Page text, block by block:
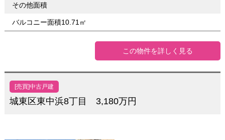
その他面積
バルコニー面積10.71㎡
この物件を詳しく見る
[売買]中古戸建
城東区東中浜8丁目 3,180万円